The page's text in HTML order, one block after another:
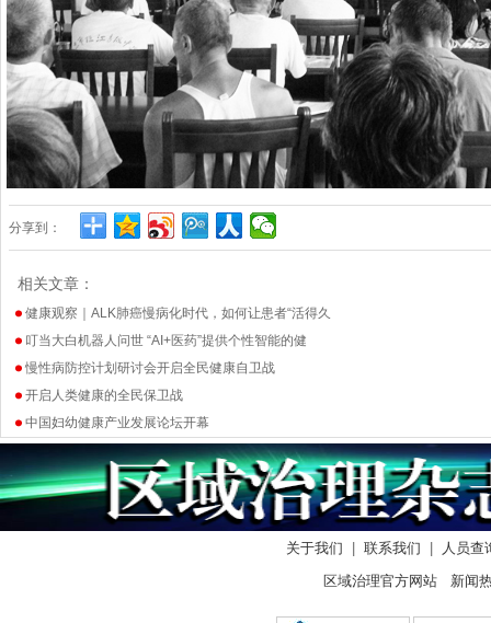
分享到：
相关文章：
健康观察｜ALK肺癌慢病化时代，如何让患者“活得久
叮当大白机器人问世 “AI+医药”提供个性智能的健
慢性病防控计划研讨会开启全民健康自卫战
开启人类健康的全民保卫战
中国妇幼健康产业发展论坛开幕
关于我们 联系我们
人员查
区域治理官方网站 新闻